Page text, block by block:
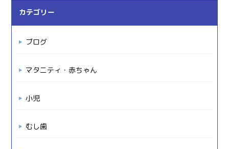
カテゴリー
ブログ
マタニティ・赤ちゃん
小児
むし歯